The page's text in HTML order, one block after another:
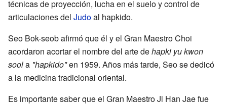
técnicas de proyección, lucha en el suelo y control de
articulaciones del Judoal hapkido.
Seo Bok-seob afirmó que él y el Gran Maestro Choi
acordaron acortar el nombre del arte dehapki yu kwon
soola "hapkido"en 1959. Años más tarde, Seo se dedicó
a la medicina tradicional oriental.
Es importante saber que el Gran Maestro Ji Han Jae fue